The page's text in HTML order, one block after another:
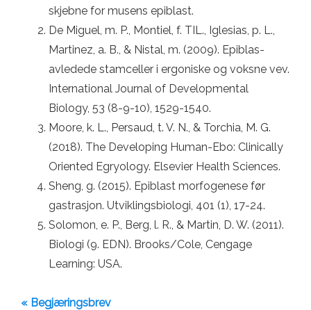
skjebne for musens epiblast.
De Miguel, m. P., Montiel, f. TIL., Iglesias, p. L.,
Martinez, a. B., & Nistal, m. (2009). Epiblas-
avledede stamceller i ergoniske og voksne vev.
International Journal of Developmental
Biology, 53 (8-9-10), 1529-1540.
Moore, k. L., Persaud, t. V. N., & Torchia, M. G.
(2018). The Developing Human-Ebo: Clinically
Oriented Egryology. Elsevier Health Sciences.
Sheng, g. (2015). Epiblast morfogenese før
gastrasjon. Utviklingsbiologi, 401 (1), 17-24.
Solomon, e. P., Berg, l. R., & Martin, D. W. (2011).
Biologi (9. EDN). Brooks/Cole, Cengage
Learning: USA.
« Begjæringsbrev